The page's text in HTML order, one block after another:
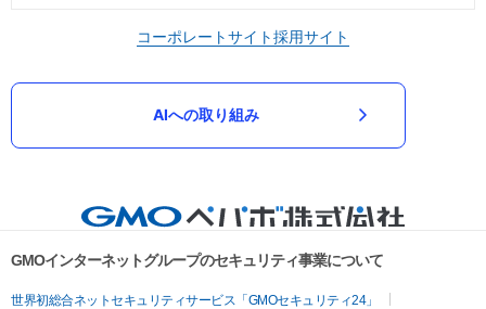
コーポレートサイト採用サイト
AIへの取り組み
GMOインターネットグループのセキュリティ事業について
世界初総合ネットセキュリティサービス「GMOセキュリティ24」